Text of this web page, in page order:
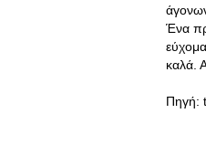
Ένα
καλά.
Πηγή: